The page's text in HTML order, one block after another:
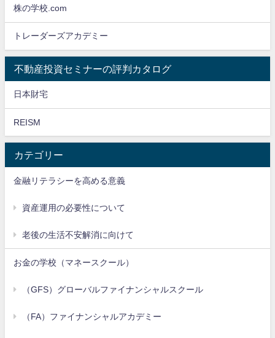
株の学校.com
トレーダーズアカデミー
不動産投資セミナーの評判カタログ
日本財宅
REISM
カテゴリー
金融リテラシーを高める意義
資産運用の必要性について
老後の生活不安解消に向けて
お金の学校（マネースクール）
（GFS）グローバルファイナンシャルスクール
（FA）ファイナンシャルアカデミー